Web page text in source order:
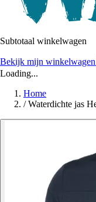
Subtotaal winkelwagen
Bekijk mijn winkelwagen
Loading...
Home
/ Waterdichte jas